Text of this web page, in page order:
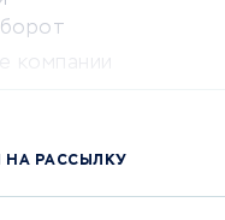
компании
онлайн
НА РАССЫЛКУ